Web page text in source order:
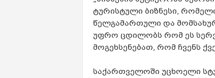
ტურისტული ბიზნესი,
წელგამართული და
უფრო ცდილობს რომ ეს
მოგეხსენებათ, რომ ჩვენს
საქართველოში უცხოელი